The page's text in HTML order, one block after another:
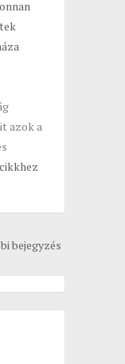
azok a
bejegyzés